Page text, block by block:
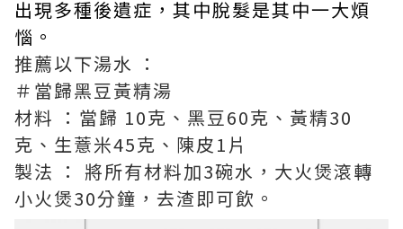
出現多種後遺症，其中脫髮是其中一大煩
惱。
推薦以下湯水 ：
＃當歸黑豆黃精湯
材料 ：當歸 10克、黑豆60克、黃精30
克、生薏米45克、陳皮1片
製法 ： 將所有材料加3碗水，大火煲滾轉
小火煲30分鐘，去渣即可飲。